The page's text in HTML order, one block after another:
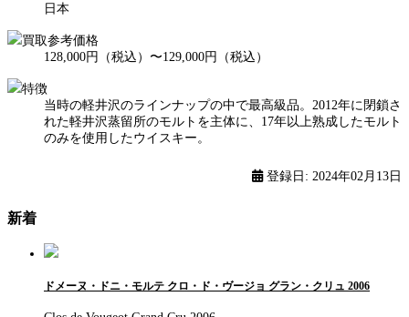
日本
買取参考価格
128,000円（税込）〜129,000円（税込）
特徴
当時の軽井沢のラインナップの中で最高級品。2012年に閉鎖さ
れた軽井沢蒸留所のモルトを主体に、17年以上熟成したモルト
のみを使用したウイスキー。
登録日: 2024年02月13日
新着
ドメーヌ・ドニ・モルテ クロ・ド・ヴージョ グラン・クリュ 2006